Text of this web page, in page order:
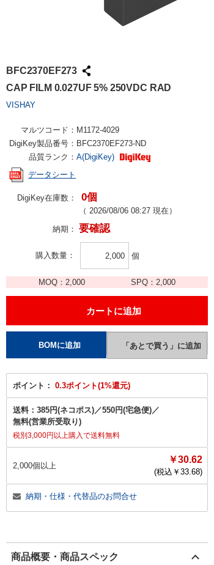
BFC2370EF273
CAP FILM 0.027UF 5% 250VDC RAD
VISHAY
マルツコード： M1172-4029
DigiKey製品番号： BFC2370EF273-ND
品質ランク： A(DigiKey)
データシート
DigiKey在庫数： 0個
（ 2026/08/06 08:27 現在）
納期： 要確認
購入数量 個
MOQ： 2,000 SPQ：2,000
ポイント： 0.3ポイント(1%還元)
送料： 385円(ネコポス)／550円(宅急便)／
無料(営業所受取り)
税別3,000円以上購入で送料無料
2,000個以上
￥30.62
(税込￥ 33.68)
納期・仕様・代替品のお問合せ
商品概要・商品スペック